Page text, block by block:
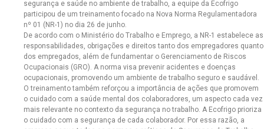
segurança e saúde no ambiente de trabalho, a equipe da Ecofrigo
participou de um treinamento focado na Nova Norma Regulamentadora
nº 01 (NR-1) no dia 26 de junho.
De acordo com o Ministério do Trabalho e Emprego, a NR-1 estabelece as
responsabilidades, obrigações e direitos tanto dos empregadores quanto
dos empregados, além de fundamentar o Gerenciamento de Riscos
Ocupacionais (GRO). A norma visa prevenir acidentes e doenças
ocupacionais, promovendo um ambiente de trabalho seguro e saudável.
O treinamento também reforçou a importância de ações que promovem
o cuidado com a saúde mental dos colaboradores, um aspecto cada vez
mais relevante no contexto da segurança no trabalho. A Ecofrigo prioriza
o cuidado com a segurança de cada colaborador. Por essa razão, a